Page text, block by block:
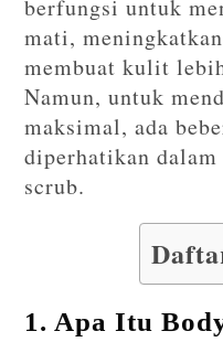
berfungsi untuk
mati,
membuat kulit
Namun, untuk
maksimal, ada
diperhatikan dalam
scrub.
1. Apa Itu